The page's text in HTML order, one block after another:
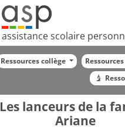
assistance scolaire
Ressources collège
Les lanceurs de la
Ariane